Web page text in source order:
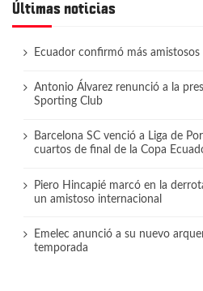
Últimas noticias
Ecuador confirmó más
Antonio Álvarez renunció a la
Sporting Club
Barcelona SC venció a Liga de
cuartos de final de la Copa
Piero Hincapié marcó en la
un amistoso internacional
Emelec anunció a su nuevo
temporada